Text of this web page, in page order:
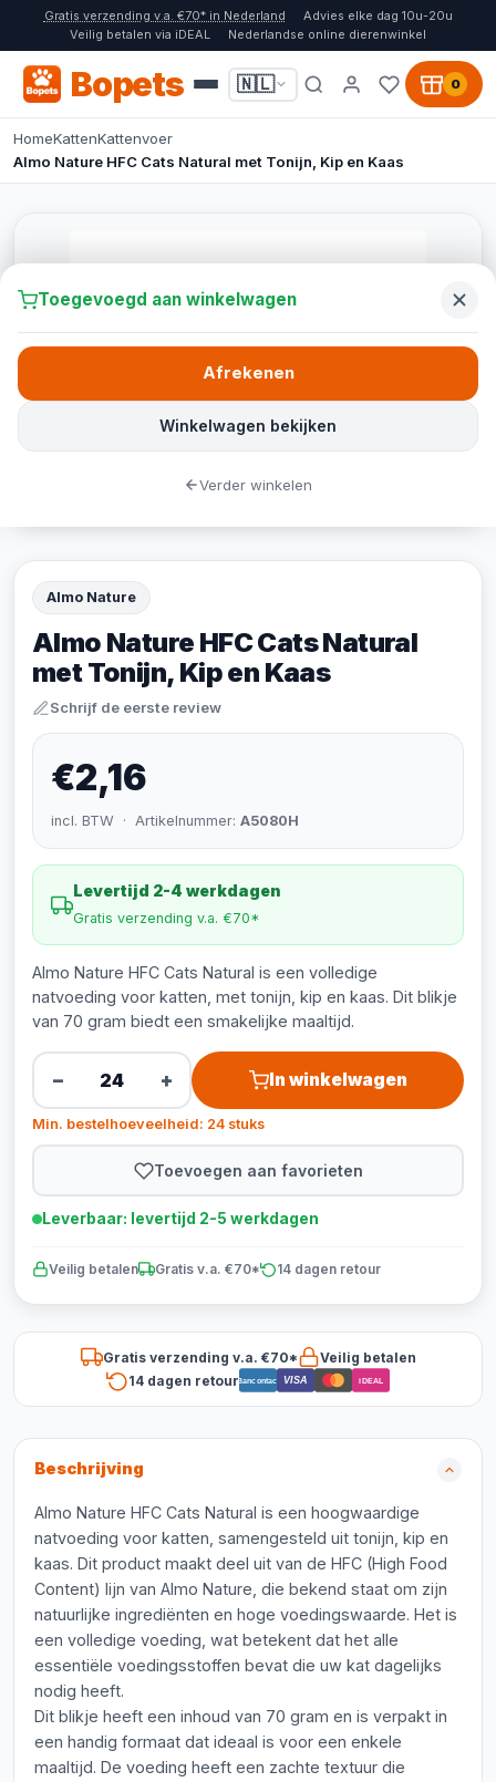
Gratis verzending v.a. €70* in Nederland
Advies elke dag 10u-20u
Veilig betalen via iDEAL
Nederlandse online dierenwinkel
Bopets 🇳🇱 0
HomeKattenKattenvoer
Almo Nature HFC Cats Natural met Tonijn, Kip en Kaas
Almo Nature
Almo Nature HFC Cats Natural
met Tonijn, Kip en Kaas
Schrijf de eerste review
€2,16
incl. BTW · Artikelnummer: A5080H
Levertijd 2-4 werkdagen
Gratis verzending v.a. €70*
Almo Nature HFC Cats Natural is een volledige
natvoeding voor katten, met tonijn, kip en kaas. Dit blikje
van 70 gram biedt een smakelijke maaltijd.
− + In winkelwagen
Min. bestelhoeveelheid: 24 stuks
Toevoegen aan favorieten
Leverbaar: levertijd 2-5 werkdagen
Veilig betalen Gratis v.a. €70* 14 dagen retour
Gratis verzending v.a. €70*
Veilig betalen
14 dagen retourBancontact VISA iDEAL
Beschrijving
Almo Nature HFC Cats Natural is een hoogwaardige
natvoeding voor katten, samengesteld uit tonijn, kip en
kaas. Dit product maakt deel uit van de HFC (High Food
Content) lijn van Almo Nature, die bekend staat om zijn
natuurlijke ingrediënten en hoge voedingswaarde. Het is
een volledige voeding, wat betekent dat het alle
essentiële voedingsstoffen bevat die uw kat dagelijks
nodig heeft.
Dit blikje heeft een inhoud van 70 gram en is verpakt in
een handig formaat dat ideaal is voor een enkele
maaltijd. De voeding heeft een zachte textuur die
Toegevoegd aan winkelwagen
Winkelwagen bekijken
Afrekenen
Verder winkelen